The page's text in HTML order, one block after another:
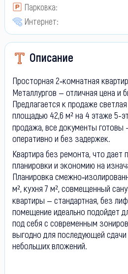
Парковка:
Интернет:
Описание
Просторная 2‑комнатная
Металлургов — отличная цена и
Предлагается к продаже
площадью 42,6 м² на 4 этаже 5-
продажа, все документы
оперативно и без задержек.
Квартира без ремонта, что дает
планировки и экономию на
Планировка
м², кухня 7 м², совмещенный
квартиры — стандартная, без
помещение идеально подойдет
под себя с современным
выгодно для последующей сдачи
небольших вложений.